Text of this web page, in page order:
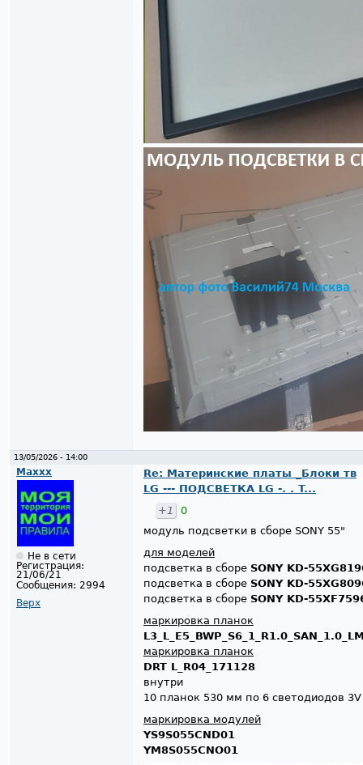
13/05/2026 - 14:00
Maxxx
Не в сети
Регистрация:
21/06/21
Сообщения: 2994
Верх
Re: Материнские платы _Блоки тв
LG --- ПОДСВЕТКА LG -. . T...
+1
0
модуль подсветки в сборе SONY 55"
для моделей
подсветка в сборе SONY KD-
подсветка в сборе SONY KD-
подсветка в сборе SONY KD-
маркировка планок
маркировка планок
DRT L_R04_171128
внутри
10 планок 530 мм по 6 светодиодов 3V
маркировка модулей
YS9S055CND01
YM8S055CNO01